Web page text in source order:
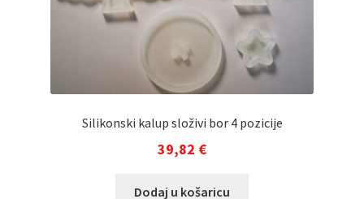
Silikonski kalup složivi bor 4 pozicije
39,82 €
Dodaj u košaricu